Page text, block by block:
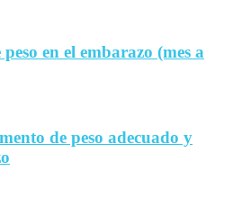
en el embarazo (mes a
de peso adecuado y